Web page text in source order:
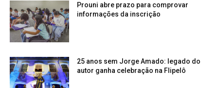
Prouni abre prazo para comprovar
informações da inscrição
25 anos sem Jorge Amado: legado do
autor ganha celebração na Flipelô